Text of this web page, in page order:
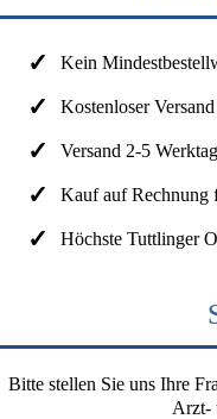
Kein
Kostenloser
Versand 2-5
Kauf auf Rechnung
Höchste Tuttlinger
Bitte stellen Sie uns Ihre
Arzt-